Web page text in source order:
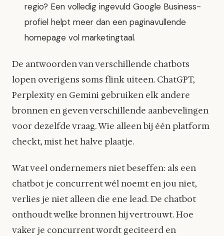
regio? Een volledig ingevuld Google Business-
profiel helpt meer dan een paginavullende
homepage vol marketingtaal.
De antwoorden van verschillende chatbots
lopen overigens soms flink uiteen. ChatGPT,
Perplexity en Gemini gebruiken elk andere
bronnen en geven verschillende aanbevelingen
voor dezelfde vraag. Wie alleen bij één platform
checkt, mist het halve plaatje.
Wat veel ondernemers niet beseffen: als een
chatbot je concurrent wél noemt en jou niet,
verlies je niet alleen die ene lead. De chatbot
onthoudt welke bronnen hij vertrouwt. Hoe
vaker je concurrent wordt geciteerd en